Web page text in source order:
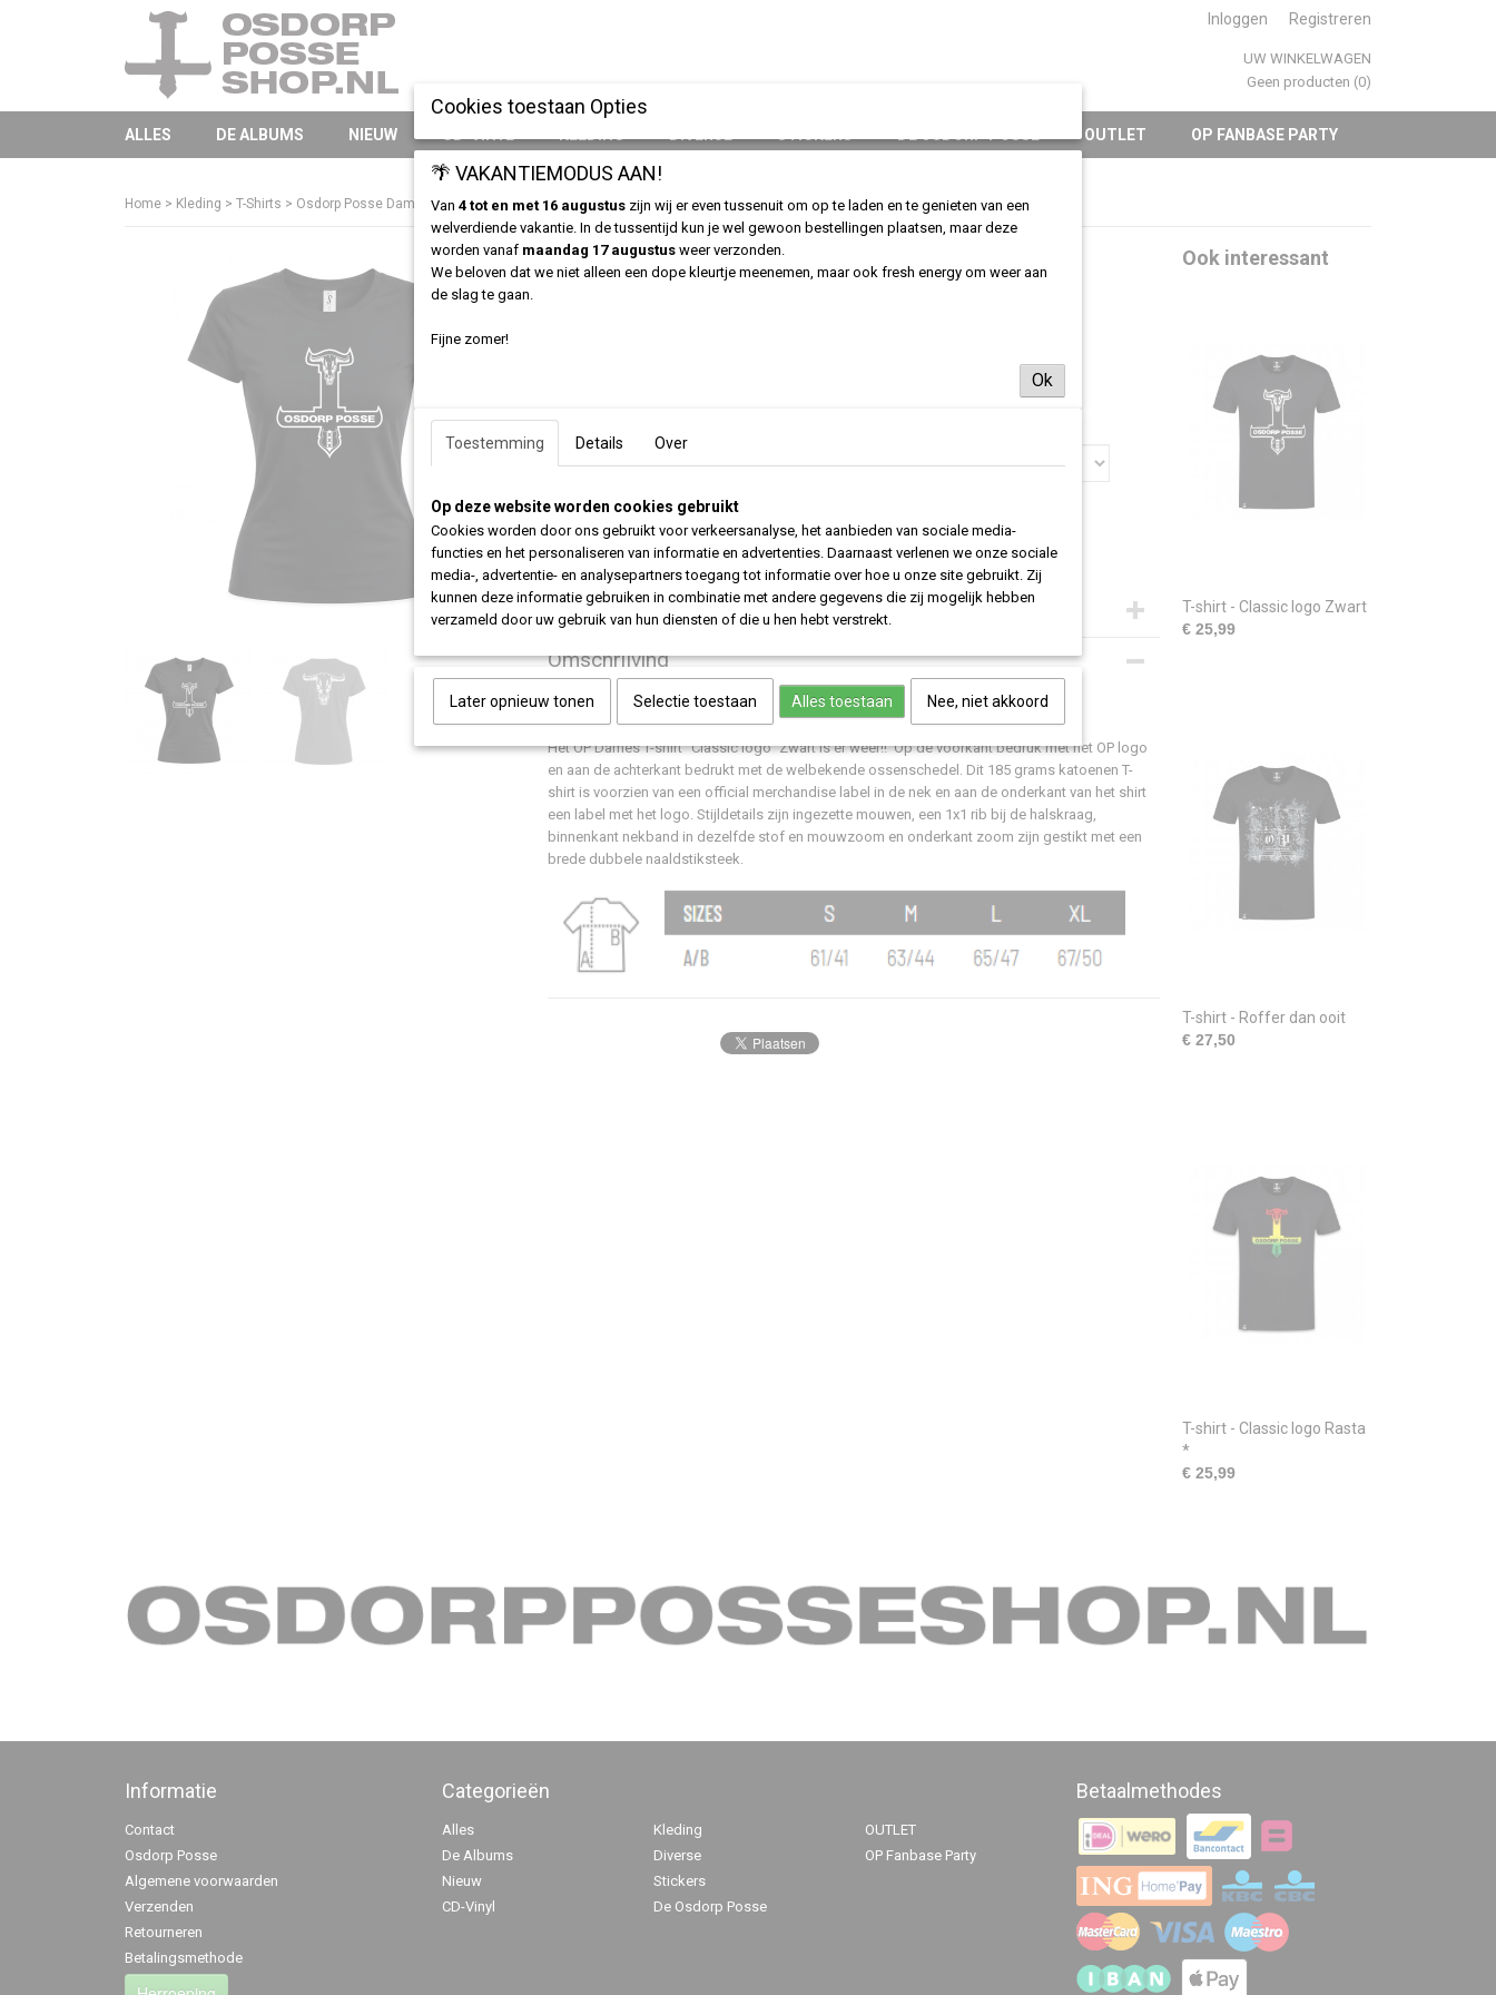
Inloggen Registreren
UW WINKELWAGEN
Geen producten (0)
ALLES DE ALBUMS NIEUW OUTLET OP FANBASE PARTY
Home > Kleding > T-Shirts > Osdorp Posse Dames T-shirt - Classic logo Zwart
Osdorp Posse Dames T-shirt -
Maten
IN WINKELWAGEN
Specificaties
Stof
Artwork
DTF
Slim Fit
Wasvoorschrift
Machine was, 30 graden en binnenste buiten
wassen.
Omschrijving
Osdorp Posse Dames T-shirt - Classic logo Zwart
Het OP Dames T-shirt "Classic logo" Zwart is er weer!! Op de voorkant bedruk met het OP logo
en aan de achterkant bedrukt met de welbekende ossenschedel. Dit 185 grams katoenen T-
shirt is voorzien van een official merchandise label in de nek en aan de onderkant van het shirt
een label met het logo. Stijldetails zijn ingezette mouwen, een 1x1 rib bij de halskraag,
binnenkant nekband in dezelfde stof en mouwzoom en onderkant zoom zijn gestikt met een
brede dubbele naaldstiksteek.
Ook interessant
T-shirt - Classic logo Zwart
€ 25,99
T-shirt - Roffer dan ooit
€ 27,50
T-shirt - Classic logo Rasta
*
€ 25,99
Informatie
Contact
Osdorp Posse
Algemene voorwaarden
Verzenden
Retourneren
Betalingsmethode
Categorieën
Alles
De Albums
Nieuw
CD-Vinyl
Kleding
Diverse
Stickers
De Osdorp Posse
OUTLET
OP Fanbase Party
Betaalmethodes
Cookies toestaan Opties
🌴 VAKANTIEMODUS AAN!
Van 4 tot en met 16 augustus zijn wij er even tussenuit om op te laden en te genieten van een
welverdiende vakantie. In de tussentijd kun je wel gewoon bestellingen plaatsen, maar deze
worden vanaf maandag 17 augustus weer verzonden.
We beloven dat we niet alleen een dope kleurtje meenemen, maar ook fresh energy om weer aan
de slag te gaan.
Fijne zomer!
Ok
Toestemming Details Over
Op deze website worden cookies gebruikt
Cookies worden door ons gebruikt voor verkeersanalyse, het aanbieden van sociale media-
functies en het personaliseren van informatie en advertenties. Daarnaast verlenen we onze sociale
media-, advertentie- en analysepartners toegang tot informatie over hoe u onze site gebruikt. Zij
kunnen deze informatie gebruiken in combinatie met andere gegevens die zij mogelijk hebben
verzameld door uw gebruik van hun diensten of die u hen hebt verstrekt.
Later opnieuw tonen Selectie toestaan Alles toestaan Nee, niet akkoord